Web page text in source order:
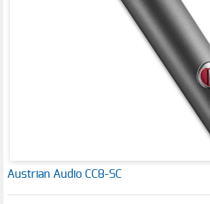
Austrian Audio CC8-SC